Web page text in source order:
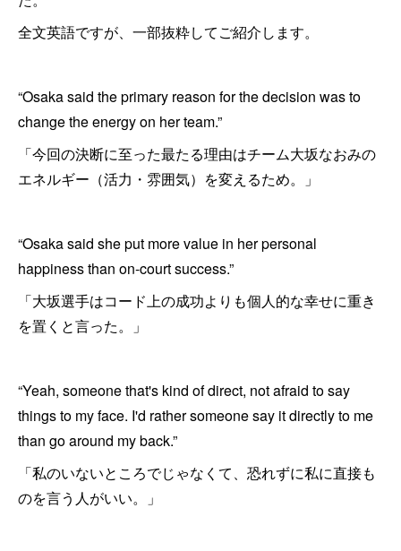
全文英語ですが、一部抜粋してご紹介します。
“Osaka said the primary reason for the decision was to
change the energy on her team.”
「今回の決断に至った最たる理由はチーム大坂なおみの
エネルギー（活力・雰囲気）を変えるため。」
“Osaka said she put more value in her personal
happiness than on-court success.”
「大坂選手はコード上の成功よりも個人的な幸せに重き
を置くと言った。」
“Yeah, someone that's kind of direct, not afraid to say
things to my face. I'd rather someone say it directly to me
than go around my back.”
「私のいないところでじゃなくて、恐れずに私に直接も
のを言う人がいい。」